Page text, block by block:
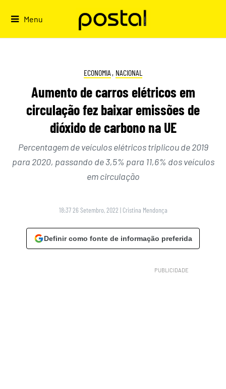
Menu
ECONOMIA , NACIONAL
Aumento de carros elétricos em
circulação fez baixar emissões de
dióxido de carbono na UE
Percentagem de veículos elétricos triplicou de 2019
para 2020, passando de 3,5% para 11,6% dos veículos
em circulação
18:37 26 Setembro, 2022 | Cristina Mendonça
Definir como fonte de informação preferida